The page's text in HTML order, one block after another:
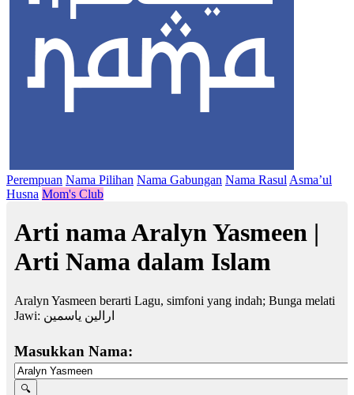
Perempuan Nama Pilihan Nama Gabungan Nama Rasul Asma’ul
Husna Mom's Club
Arti nama Aralyn Yasmeen |
Arti Nama dalam Islam
Aralyn Yasmeen berarti Lagu, simfoni yang indah; Bunga melati
Jawi: ارالين ياسمين
Masukkan Nama: